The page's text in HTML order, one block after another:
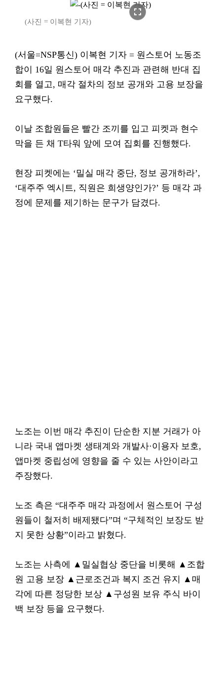
fullscreen
(사진 = 이복현 기자)
(서울=NSP통신) 이복현 기자 = 원스토어 노동조
합이 16일 원스토어 매각 추진과 관련해 반대 집
회를 열고, 매각 절차의 정보 공개와 고용 보장을
요구했다.
이날 조합원들은 빨간 조끼를 입고 피켓과 현수
막을 든 채 T타워 앞에 모여 집회를 진행했다.
현장 피켓에는 ‘밀실 매각 중단, 정보 공개하라’,
‘대주주 엑시트, 직원은 희생양인가?’ 등 매각 과
정에 문제를 제기하는 문구가 담겼다.
노조는 이번 매각 추진이 단순한 지분 거래가 아
니라 국내 앱마켓 생태계와 개발사·이용자 보호,
앱마켓 중립성에 영향을 줄 수 있는 사안이라고
주장했다.
노조 측은 “대주주 매각 과정에서 원스토어 구성
원들이 철저히 배제됐다”며 “구체적인 보장도 받
지 못한 상황”이라고 밝혔다.
노조는 사측에 ▲밀실협상 중단을 비롯해 ▲조합
원 고용 보장 ▲근로조건과 복지 조건 유지 ▲매
각에 따른 정당한 보상 ▲구성원 보유 주식 바이
백 보장 등을 요구했다.